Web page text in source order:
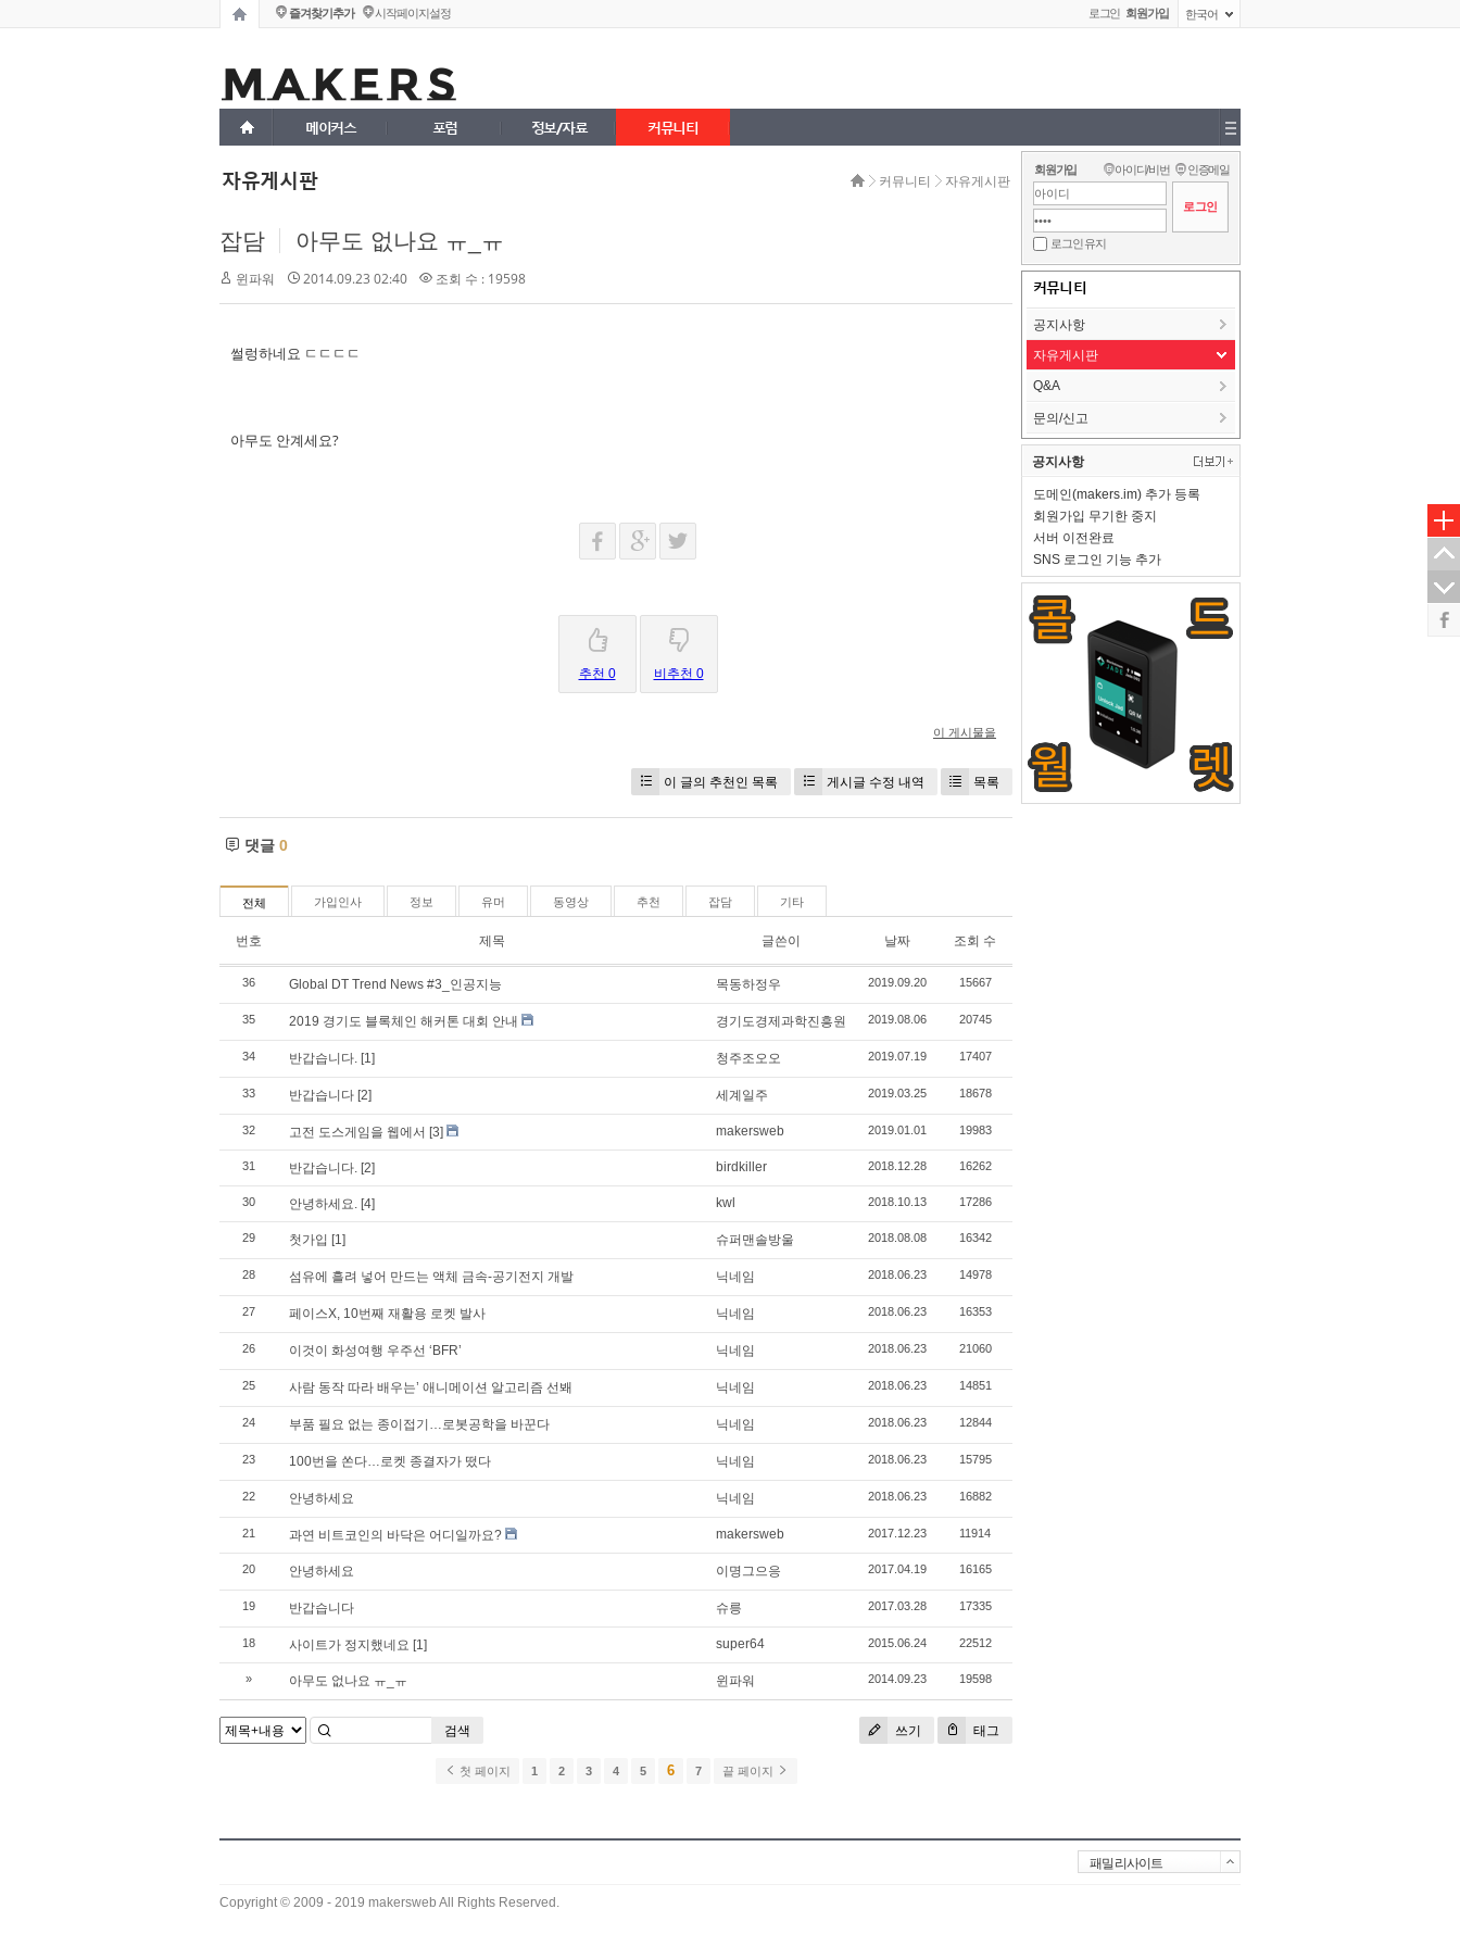
즐겨찾기추가 시작페이지설정 로그인 회원가입 한국어
메이커스 포럼 정보/자료 커뮤니티
자유게시판 커뮤니티 자유게시판
잡담 아무도 없나요 ㅠ_ㅠ
윈파워 2014.09.23 02:40 조회 수 : 19598
썰렁하네요 ㄷㄷㄷㄷ
아무도 안계세요?
추천 0 비추천 0
이 게시물을
이 글의 추천인 목록 게시글 수정 내역 목록
댓글 0
전체 가입인사 정보 유머 동영상 추천 잡담 기타
번호 제목 글쓴이 날짜 조회 수
36 Global DT Trend News #3_인공지능 목동하정우 2019.09.20 15667
35 2019 경기도 블록체인 해커톤 대회 안내 경기도경제과학진흥원 2019.08.06 20745
34 반갑습니다. [1] 청주조오오 2019.07.19 17407
33 반갑습니다 [2] 세계일주 2019.03.25 18678
32 고전 도스게임을 웹에서 [3] makersweb 2019.01.01 19983
31 반갑습니다. [2] birdkiller 2018.12.28 16262
30 안녕하세요. [4] kwl 2018.10.13 17286
29 첫가입 [1] 슈퍼맨솔방울 2018.08.08 16342
28 섬유에 흘려 넣어 만드는 액체 금속-공기전지 개발 닉네임 2018.06.23 14978
27 페이스X, 10번째 재활용 로켓 발사 닉네임 2018.06.23 16353
26 이것이 화성여행 우주선 ‘BFR’ 닉네임 2018.06.23 21060
25 사람 동작 따라 배우는’ 애니메이션 알고리즘 선봬 닉네임 2018.06.23 14851
24 부품 필요 없는 종이접기…로봇공학을 바꾼다 닉네임 2018.06.23 12844
23 100번을 쏜다…로켓 종결자가 떴다 닉네임 2018.06.23 15795
22 안녕하세요 닉네임 2018.06.23 16882
21 과연 비트코인의 바닥은 어디일까요? makersweb 2017.12.23 11914
20 안녕하세요 이명그으응 2017.04.19 16165
19 반갑습니다 슈릉 2017.03.28 17335
18 사이트가 정지했네요 [1] super64 2015.06.24 22512
» 아무도 없나요 ㅠ_ㅠ 윈파워 2014.09.23 19598
쓰기 태그
검색
첫 페이지 1 2 3 4 5 6 7 끝 페이지
회원가입 아이디/비번 인증메일
로그인 유지
커뮤니티
공지사항
자유게시판
Q&A
문의/신고
공지사항
도메인(makers.im) 추가 등록
회원가입 무기한 중지
서버 이전완료
SNS 로그인 기능 추가
패밀리사이트
Copyright © 2009 - 2019 makersweb All Rights Reserved.